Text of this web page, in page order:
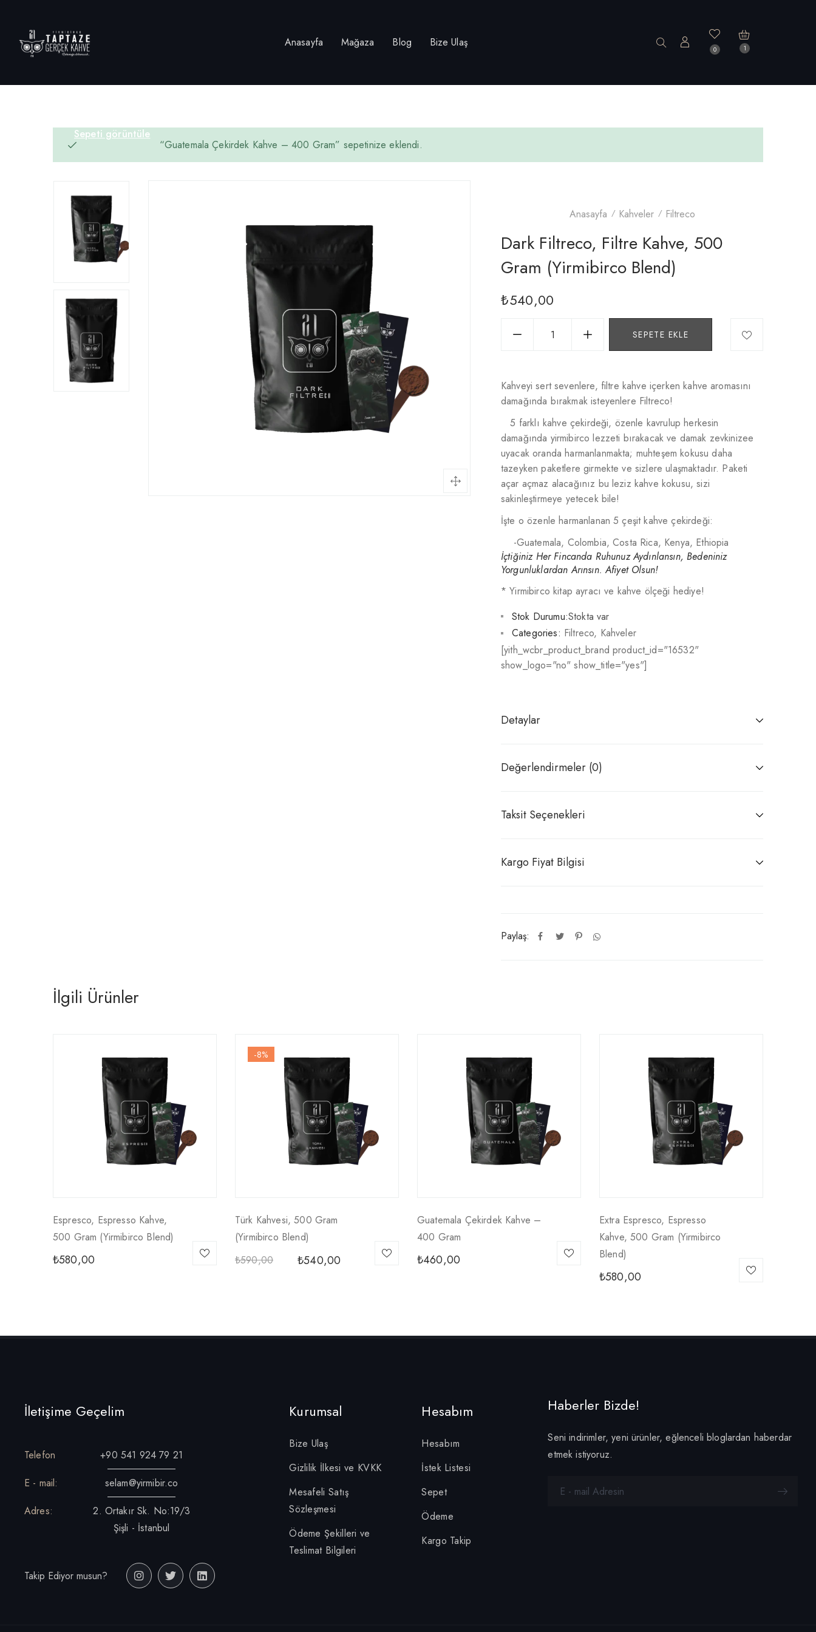
Anasayfa Mağaza Blog Bize Ulaş 0 1
Sepeti görüntüle
“Guatemala Çekirdek Kahve – 400 Gram” sepetinize eklendi.
Anasayfa Kahveler Filtreco
Dark Filtreco, Filtre Kahve, 500
Gram (yirmibirco Blend)
₺540,00
SEPETE EKLE
Kahveyi sert sevenlere, filtre kahve içerken kahve aromasını
damağında bırakmak isteyenlere Filtreco!
5 farklı kahve çekirdeği, özenle kavrulup herkesin
damağında yirmibirco lezzeti bırakacak ve damak zevkinizee
uyacak oranda harmanlanmakta; muhteşem kokusu daha
tazeyken paketlere girmekte ve sizlere ulaşmaktadır. Paketi
açar açmaz alacağınız bu leziz kahve kokusu, sizi
sakinleştirmeye yetecek bile!
İşte o özenle harmanlanan 5 çeşit kahve çekirdeği:
-Guatemala, Colombia, Costa Rica, Kenya, Ethiopia
İçtiğiniz Her Fincanda Ruhunuz Aydınlansın, Bedeniniz
Yorgunluklardan Arınsın. Afiyet Olsun!
* Yirmibirco kitap ayracı ve kahve ölçeği hediye!
Stok Durumu:Stokta var
Paylaş:
Categories: Filtreco, Kahveler
[yith_wcbr_product_brand product_id="16532"
show_logo="no" show_title="yes"]
Detaylar
Değerlendirmeler (0)
Taksit Seçenekleri
Kargo Fiyat Bilgisi
İlgili Ürünler
Espresco, Espresso Kahve,
500 Gram (yirmibirco Blend)
₺580,00
-8%
Türk Kahvesi, 500 Gram
(yirmibirco Blend)
₺590,00 ₺540,00
Guatemala Çekirdek Kahve –
400 Gram
₺460,00
Extra Espresco, Espresso
Kahve, 500 Gram (yirmibirco
Blend)
₺580,00
İletişime Geçelim
Telefon
+90 541 924 79 21
E - mail:
selam@yirmibir.co
Adres:
2. Ortakır Sk. No:19/3
Şişli - İstanbul
Takip Ediyor musun?
Kurumsal
Bize Ulaş
Gizlilik İlkesi ve KVKK
Mesafeli Satış
Sözleşmesi
Ödeme Şekilleri ve
Teslimat Bilgileri
Hesabım
Hesabım
İstek Listesi
Sepet
Ödeme
Kargo Takip
Haberler Bizde!
Seni indirimler, yeni ürünler, eğlenceli bloglardan haberdar
etmek istiyoruz.